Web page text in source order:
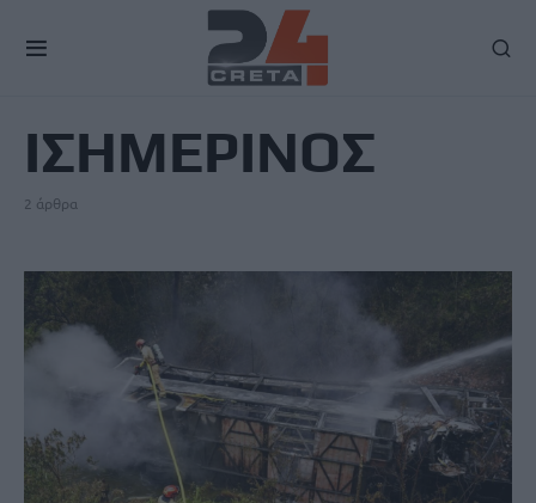
ΙΣΗΜΕΡΙΝΟΣ
2 άρθρα